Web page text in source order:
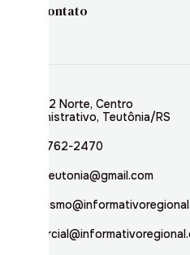
Contato
Rua 02 Norte, Centro
Administrativo, Teutônia/RS
(51) 3762-2470
inforteutonia@gmail.com